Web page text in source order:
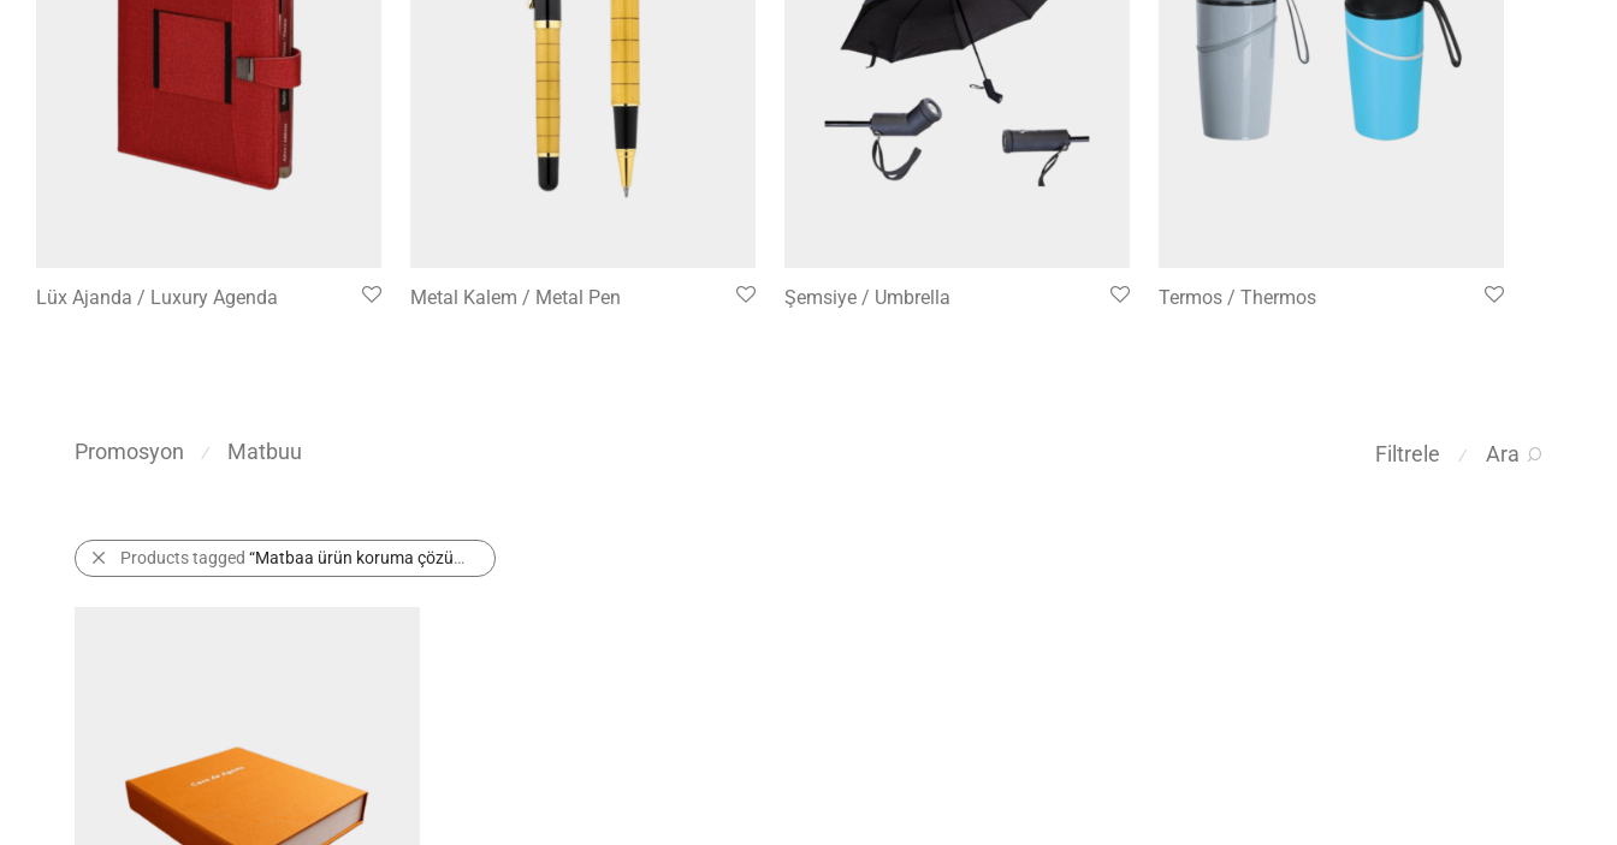
Lüx Ajanda / Luxury Agenda Metal Kalem / Metal Pen Şemsiye / Umbrella Termos / Thermos
Filtrele ⁄ Ara
Promosyon ⁄ Matbuu
Products tagged “Matbaa ürün koruma çözümleri”